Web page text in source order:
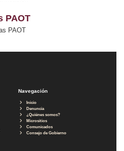
PAOT
PAOT
Navegación
Inicio
Denuncia
¿Quiénes somos?
Micrositios
Comunicados
Consejo de Gobierno